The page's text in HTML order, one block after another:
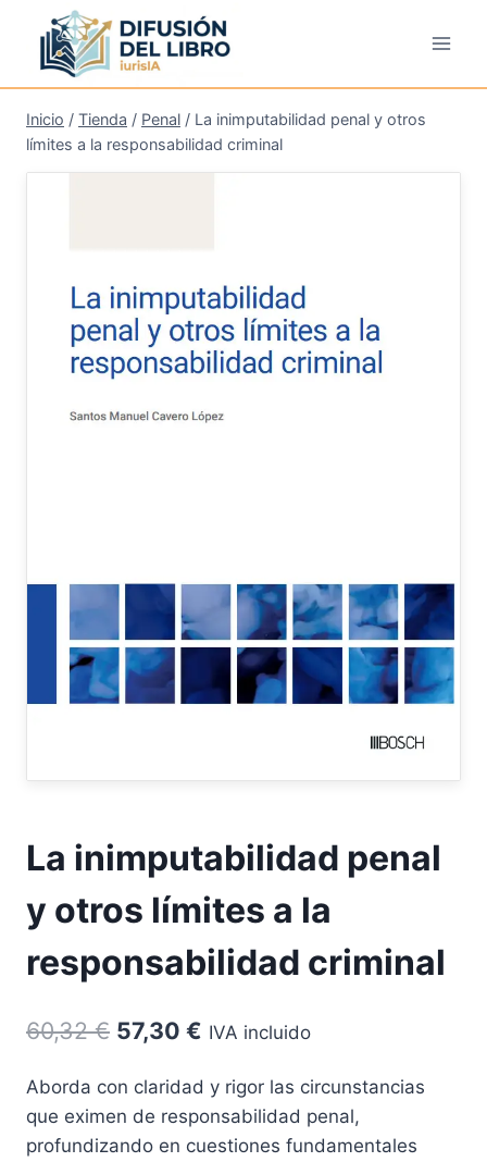
contenido
Inicio / Tienda / Penal / La inimputabilidad penal y otros
límites a la responsabilidad criminal
La inimputabilidad penal
y otros límites a la
responsabilidad criminal
60,32€ El
original
era:
57,30 € El
actual
es:
IVA incluido
Aborda con claridad y rigor las circunstancias
que eximen de responsabilidad penal,
profundizando en cuestiones fundamentales